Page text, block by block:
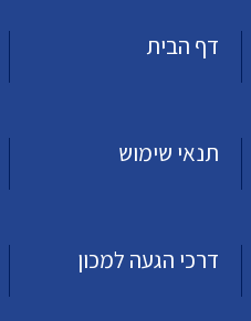
דף הבית
תנאי שימוש
דרכי הגעה למכון